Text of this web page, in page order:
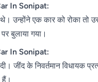
In Sonipat:
उन्होंने एक कार को रोका तो
बुलाया गया।
In Sonipat:
जींद के निवर्तमान विधायक